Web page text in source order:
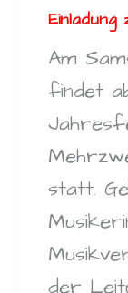
Am
findet
statt.
der